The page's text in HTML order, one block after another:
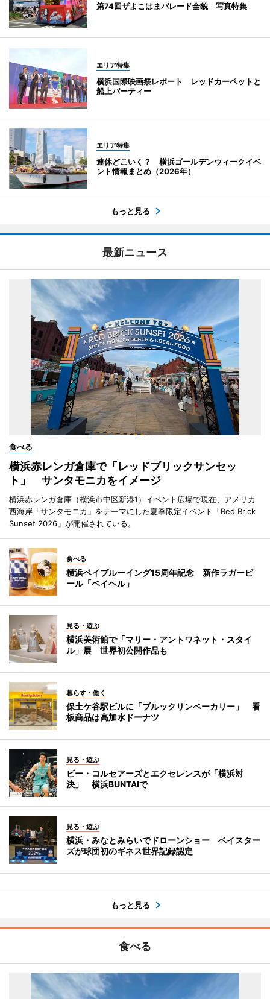
第74回ザよこはまパレード全貌 写真特集
エリア特集
横浜国際映画祭レポート レッドカーペットと
船上パーティー
エリア特集
連休どこいく？ 横浜ゴールデンウィークイベ
ント情報まとめ（2026年）
もっと見る
最新ニュース
食べる
横浜赤レンガ倉庫で「レッドブリックサンセッ
ト」 サンタモニカをイメージ
横浜赤レンガ倉庫（横浜市中区新港1）イベント広場で現在、アメリカ
西海岸「サンタモニカ」をテーマにした夏季限定イベント「Red Brick
Sunset 2026」が開催されている。
食べる
横浜ベイブルーイング15周年記念 新作ラガービ
ール「ベイヘル」
見る・遊ぶ
横浜美術館で「マリー・アントワネット・スタイ
ル」展 世界初公開作品も
暮らす・働く
保土ケ谷駅ビルに「ブルックリンベーカリー」 看
板商品は高加水ドーナツ
見る・遊ぶ
ビー・コルセアーズとエクセレンスが「横浜対
決」 横浜BUNTAIで
見る・遊ぶ
横浜・みなとみらいでドローンショー ベイスター
ズが球団初のギネス世界記録認定
もっと見る
食べる